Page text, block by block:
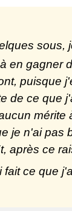
sous,
en gagner
puisque
de ce que
mérite
je n'ai pas
après ce
fait ce que